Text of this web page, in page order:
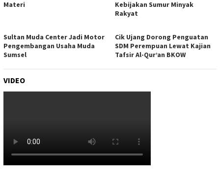
Materi
Kebijakan Sumur Minyak
Rakyat
Sultan Muda Center Jadi Motor
Pengembangan Usaha Muda
Sumsel
Cik Ujang Dorong Penguatan
SDM Perempuan Lewat Kajian
Tafsir Al-Qur’an BKOW
VIDEO